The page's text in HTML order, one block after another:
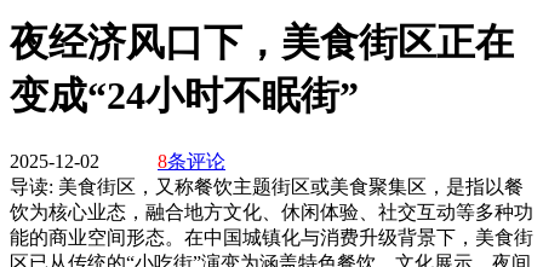
夜经济风口下，美食街区正在
变成“24小时不眠街”
2025-12-02 8条评论
导读: 美食街区，又称餐饮主题街区或美食聚集区，是指以餐
饮为核心业态，融合地方文化、休闲体验、社交互动等多种功
能的商业空间形态。在中国城镇化与消费升级背景下，美食街
区已从传统的“小吃街”演变为涵盖特色餐饮、文化展示、夜间